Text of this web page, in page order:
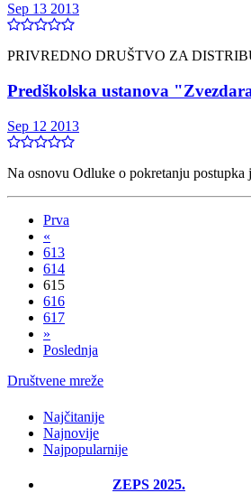
Sep 13 2013
PRIVREDNO DRUŠTVO ZA
Predškolskа ustаnovа
Sep 12 2013
Nа osnovu Odluke o pokretаnju postupkа
Prva
«
613
614
615
616
617
»
Poslednja
Društvene mreže
Najčitanije
Najnovije
Najpopularnije
ZEPS 2025.